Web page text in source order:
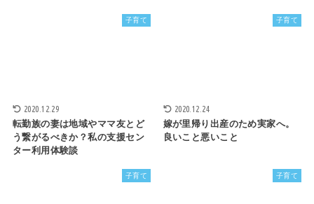
子育て
2020.12.29
転勤族の妻は地域やママ友とど
う繋がるべきか？私の支援セン
ター利用体験談
子育て
2020.12.24
嫁が里帰り出産のため実家へ。
良いこと悪いこと
子育て 子育て